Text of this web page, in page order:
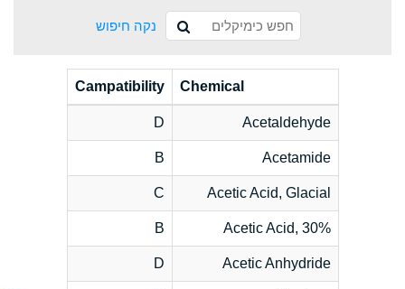
נקה חיפוש
Chemical
Campatibility
Acetaldehyde
D
Acetamide
B
Acetic Acid, Glacial
C
Acetic Acid, 30%
B
Acetic Anhydride
D